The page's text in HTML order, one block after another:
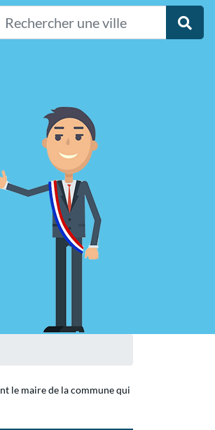
le maire de la commune qui